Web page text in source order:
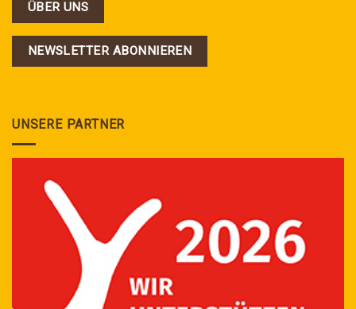
ÜBER UNS
NEWSLETTER ABONNIEREN
UNSERE PARTNER